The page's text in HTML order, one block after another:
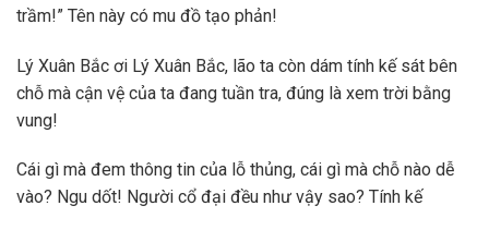
trầm!” Tên này có mu đồ tạo phản!
Lý Xuân Bắc ơi Lý Xuân Bắc, lão ta còn dám tính kế sát bên
chỗ mà cận vệ của ta đang tuần tra, đúng là xem trời bằng
vung!
Cái gì mà đem thông tin của lỗ thủng, cái gì mà chỗ nào dễ
vào? Ngu dốt! Người cổ đại đều như vậy sao? Tính kế